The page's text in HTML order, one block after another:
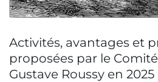
Activités, avantages et
proposées par le
Gustave Roussy en 2025